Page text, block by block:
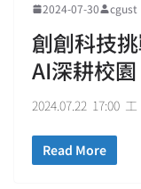
2024-07-30 cgust
創創科技
AI深耕校園
2024.07.22 17:00 工
Read More